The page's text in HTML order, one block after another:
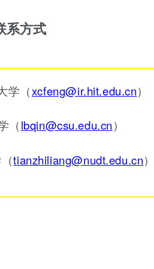
系方式
学（xcfeng@ir.hit.edu.cn）
（lbqin@csu.edu.cn）
tianzhiliang@nudt.edu.cn